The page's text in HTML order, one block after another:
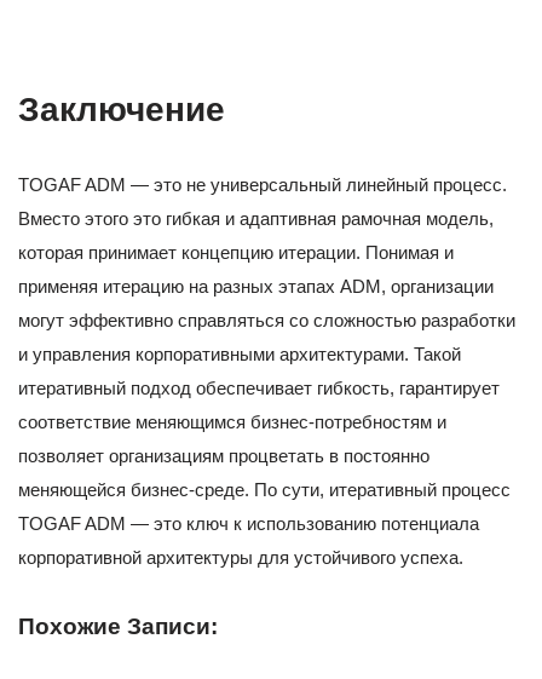
Заключение
TOGAF ADM — это не универсальный линейный процесс.
Вместо этого это гибкая и адаптивная рамочная модель,
которая принимает концепцию итерации. Понимая и
применяя итерацию на разных этапах ADM, организации
могут эффективно справляться со сложностью разработки
и управления корпоративными архитектурами. Такой
итеративный подход обеспечивает гибкость, гарантирует
соответствие меняющимся бизнес-потребностям и
позволяет организациям процветать в постоянно
меняющейся бизнес-среде. По сути, итеративный процесс
TOGAF ADM — это ключ к использованию потенциала
корпоративной архитектуры для устойчивого успеха.
Похожие Записи: